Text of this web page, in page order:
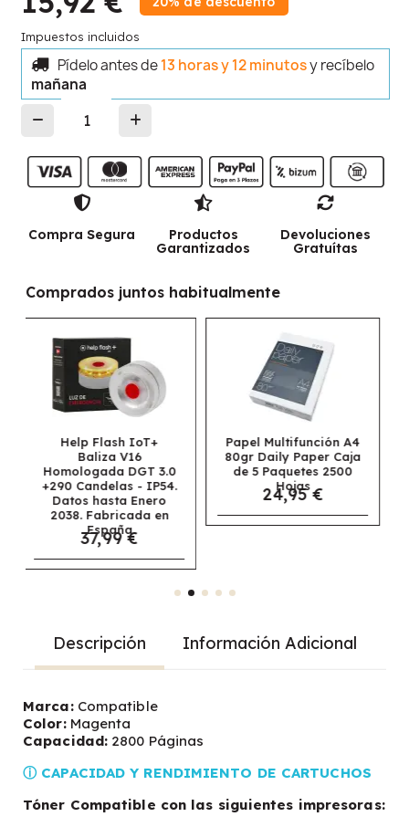
Impuestos incluidos
Pídelo antes de13 horas y 12 minutosy recíbelo
mañana
Compra Segura
Productos
Garantizados
Devoluciones
Gratuítas
Comprados juntos habitualmente
Papel Multifunción A4
80gr Daily Paper Caja
de 5 Paquetes 2500
Hojas
24,95 €
Papel Navigator
Universal
Multifunción A3 80gr
Caja de 5 Paquetes
2500 Hojas
Descripción Información Adicional
Marca:Compatible
Color:Magenta
Capacidad: 2800 Páginas
ⓘ CAPACIDAD Y RENDIMIENTO DE CARTUCHOS
Tóner Compatible con las siguientes impresoras: